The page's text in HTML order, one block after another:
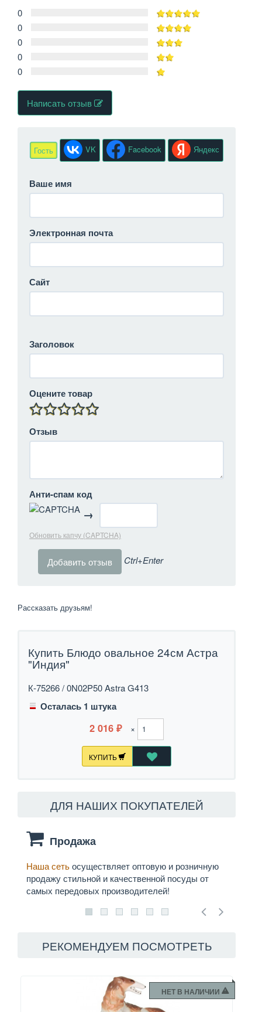
0
0
0
0
0
Написать отзыв
Гость VK Facebook Яндекс
Ваше имя
Электронная почта
Сайт
Заголовок
Оцените товар
Отзыв
Анти-спам код
→
Обновить капчу (CAPTCHA)
Ctrl+Enter
Рассказать друзьям!
Купить Блюдо овальное 24см Астра
"Индия"
К-75266 / 0N02P50 Astra G413
Осталась 1 штука
2 016 ₽ ×
КУПИТЬ
ДЛЯ НАШИХ ПОКУПАТЕЛЕЙ
Продажа
Наша сетьосуществляет оптовую и розничную
продажу стильной и качественной посуды от
самых передовых производителей!
РЕКОМЕНДУЕМ ПОСМОТРЕТЬ
НЕТ В НАЛИЧИИ